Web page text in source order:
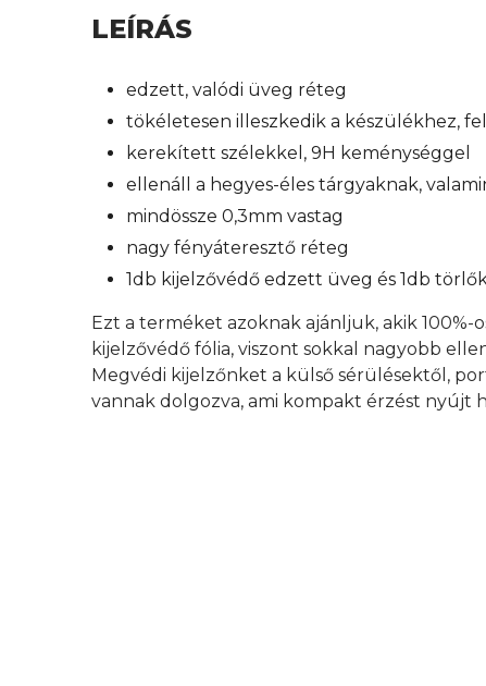
LEÍRÁS
edzett, valódi üveg réteg
tökéletesen illeszkedik a készülékhez,
kerekített szélekkel, 9H keménységgel
ellenáll a hegyes-éles tárgyaknak,
mindössze 0,3mm vastag
nagy fényáteresztő réteg
1db kijelzővédő edzett üveg és 1db
Ezt a terméket azoknak ajánljuk, akik
kijelzővédő fólia, viszont sokkal nagyobb
Megvédi kijelzőnket a külső sérülésektől,
vannak dolgozva, ami kompakt érzést nyújt